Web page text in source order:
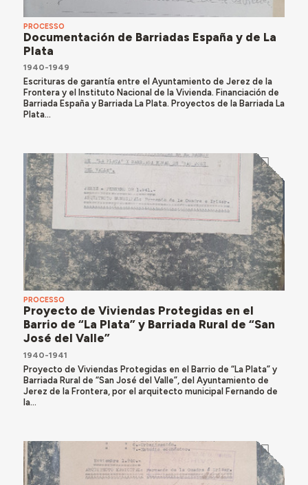
PROCESSO
Documentación de Barriadas España y de La
Plata
1940-1949
Escrituras de garantía entre el Ayuntamiento de Jerez de la
Frontera y el Instituto Nacional de la Vivienda. Financiación de
Barriada España y Barriada La Plata. Proyectos de la Barriada La
Plata...
PROCESSO
Proyecto de Viviendas Protegidas en el
Barrio de “La Plata” y Barriada Rural de “San
José del Valle”
1940-1941
Proyecto de Viviendas Protegidas en el Barrio de “La Plata” y
Barriada Rural de “San José del Valle”, del Ayuntamiento de
Jerez de la Frontera, por el arquitecto municipal Fernando de
la...